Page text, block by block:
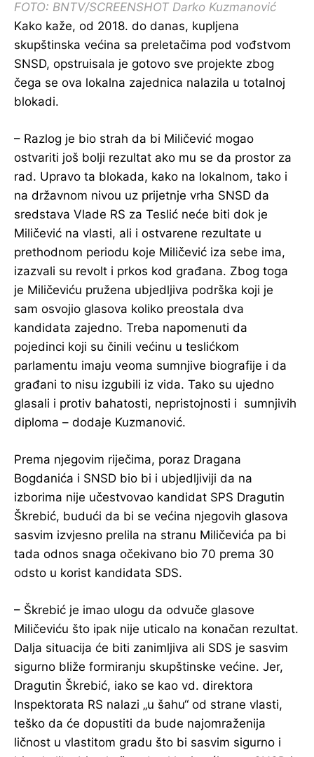
FOTO: BNTV/SCREENSHOT Darko Kuzmanović
Kako kaže, od 2018. do danas, kupljena
skupštinska većina sa preletačima pod vođstvom
SNSD, opstruisala je gotovo sve projekte zbog
čega se ova lokalna zajednica nalazila u totalnoj
blokadi.
– Razlog je bio strah da bi Miličević mogao
ostvariti još bolji rezultat ako mu se da prostor za
rad. Upravo ta blokada, kako na lokalnom, tako i
na državnom nivou uz prijetnje vrha SNSD da
sredstava Vlade RS za Teslić neće biti dok je
Miličević na vlasti, ali i ostvarene rezultate u
prethodnom periodu koje Miličević iza sebe ima,
izazvali su revolt i prkos kod građana. Zbog toga
je Miličeviću pružena ubjedljiva podrška koji je
sam osvojio glasova koliko preostala dva
kandidata zajedno. Treba napomenuti da
pojedinci koji su činili većinu u teslićkom
parlamentu imaju veoma sumnjive biografije i da
građani to nisu izgubili iz vida. Tako su ujedno
glasali i protiv bahatosti, nepristojnosti i sumnjivih
diploma – dodaje Kuzmanović.
Prema njegovim riječima, poraz Dragana
Bogdanića i SNSD bio bi i ubjedljiviji da na
izborima nije učestvovao kandidat SPS Dragutin
Škrebić, budući da bi se većina njegovih glasova
sasvim izvjesno prelila na stranu Miličevića pa bi
tada odnos snaga očekivano bio 70 prema 30
odsto u korist kandidata SDS.
– Škrebić je imao ulogu da odvuče glasove
Miličeviću što ipak nije uticalo na konačan rezultat.
Dalja situacija će biti zanimljiva ali SDS je sasvim
sigurno bliže formiranju skupštinske većine. Jer,
Dragutin Škrebić, iako se kao vd. direktora
Inspektorata RS nalazi „u šahu“ od strane vlasti,
teško da će dopustiti da bude najomraženija
ličnost u vlastitom gradu što bi sasvim sigurno i